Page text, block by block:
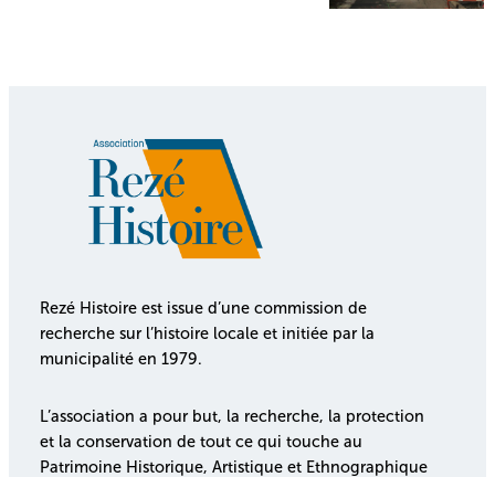
Rezé Histoire est issue d’une commission de
recherche sur l’histoire locale et initiée par la
municipalité en 1979.
L’association a pour but, la recherche, la protection
et la conservation de tout ce qui touche au
Patrimoine Historique, Artistique et Ethnographique